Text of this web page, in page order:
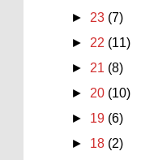
► 23 (7)
► 22 (11)
► 21 (8)
► 20 (10)
► 19 (6)
► 18 (2)